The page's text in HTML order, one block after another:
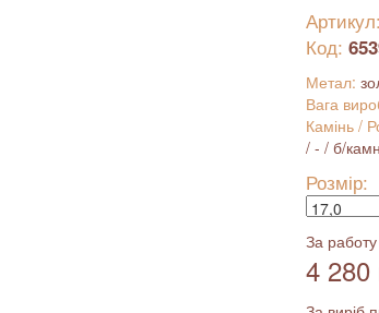
Артикул:
Код:
Метал:
Вага
Камінь /
/ - / б/
Розмір:
За
4 280